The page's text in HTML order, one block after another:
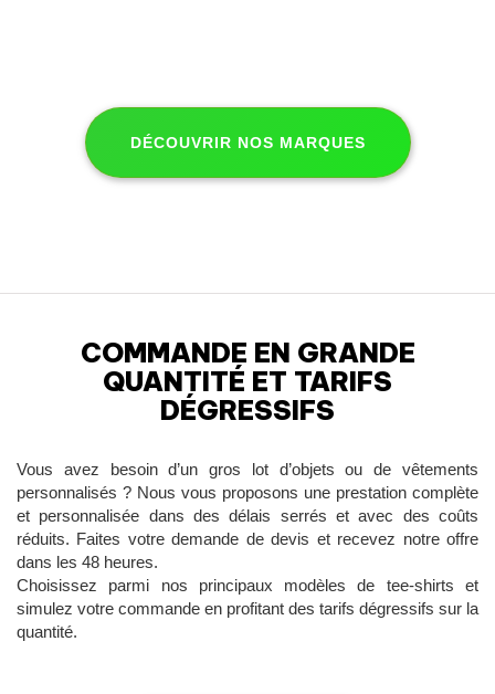
DÉCOUVRIR NOS MARQUES
COMMANDE EN GRANDE
QUANTITÉ ET TARIFS
DÉGRESSIFS
Vous avez besoin d’un gros lot d’objets ou de vêtements
personnalisés ? Nous vous proposons une prestation complète
et personnalisée dans des délais serrés et avec des coûts
réduits. Faites votre demande de devis et recevez notre offre
dans les 48 heures.
Choisissez parmi nos principaux modèles de tee-shirts et
simulez votre commande en profitant des tarifs dégressifs sur la
quantité.